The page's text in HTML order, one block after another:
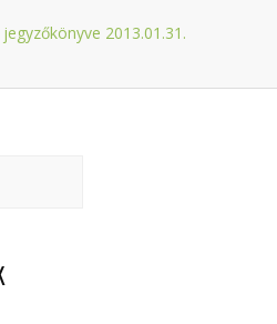
2013.01.31.